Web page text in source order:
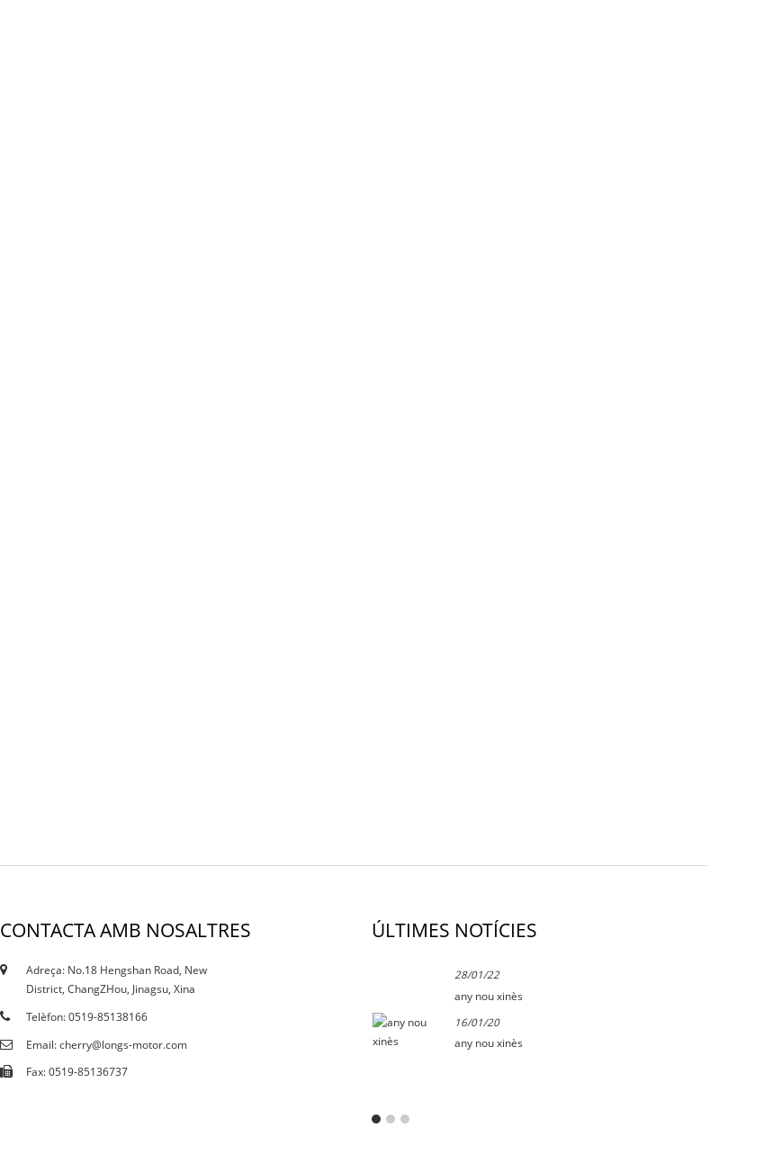
CONTACTA AMB NOSALTRES
Adreça: No.18 Hengshan Road, New
District, ChangZHou, Jinagsu, Xina
Telèfon: 0519-85138166
Email: cherry@longs-motor.com
Fax: 0519-85136737
ÚLTIMES NOTÍCIES
18/10/19
Certificats
28/01/22
any nou xinès
16/01/20
any nou xinès